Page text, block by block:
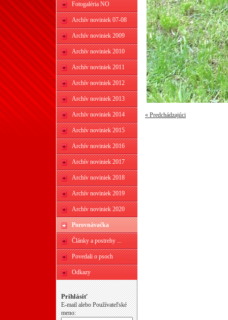
Fotogaléria NO
Archív noviniek 07-08
Archív noviniek 2009
Archív noviniek 2010
Archív noviniek 2011
Archív noviniek 2012
Archív noviniek 2013
Archív noviniek 2014
Archív noviniek 2015
Archív noviniek 2016
Archív noviniek 2017
Archív noviniek 2018
Archív noviniek 2019
Archív noviniek 2020
Porovnávačka
Články a postrehy ...
Povedali o psoch
Odkazy
Prihlásiť
E-mail alebo Používateľské
meno:
« Predchádzajúci